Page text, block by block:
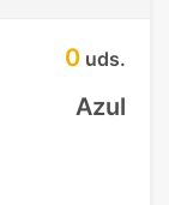
0 uds.
Azul